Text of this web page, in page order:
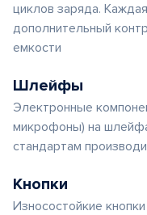
циклов заряда.
дополнительный
емкости
Шлейфы
Электронные
микрофоны) на
стандартам
Кнопки
Износостойкие